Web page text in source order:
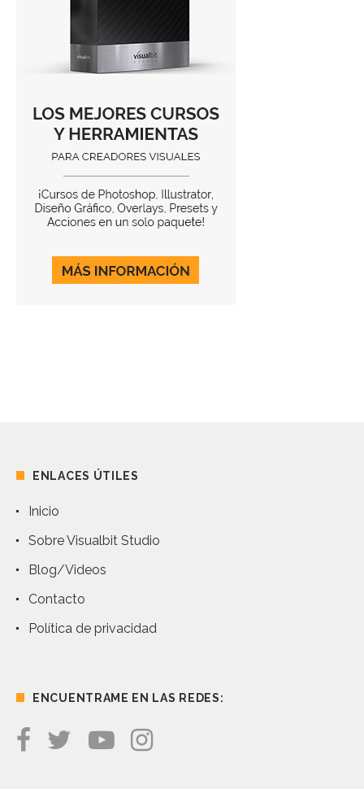
ENLACES ÚTILES
Inicio
Sobre Visualbit Studio
Blog/Videos
Contacto
Política de privacidad
ENCUENTRAME EN LAS REDES: